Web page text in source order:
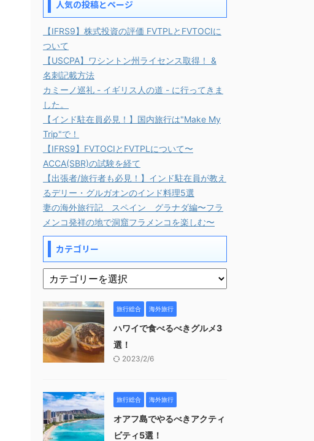
人気の投稿とページ
【IFRS9】株式投資の評価 FVTPLとFVTOCIに
ついて
【USCPA】ワシントン州ライセンス取得！ &
名刺記載方法
カミーノ巡礼 - イギリス人の道 - に行ってきま
した。
【インド駐在員必見！】国内旅行は"Make My
Trip"で！
【IFRS9】FVTOCIとFVTPLについて〜
ACCA(SBR)の試験を経て
【出張者/旅行者も必見！】インド駐在員が教え
るデリー・グルガオンのインド料理5選
妻の海外旅行記 スペイン グラナダ編〜フラ
メンコ発祥の地で洞窟フラメンコを楽しむ〜
カテゴリー
旅行総合 海外旅行
ハワイで食べるべきグルメ3
選！
2023/2/6
旅行総合 海外旅行
オアフ島でやるべきアクティ
ビティ5選！